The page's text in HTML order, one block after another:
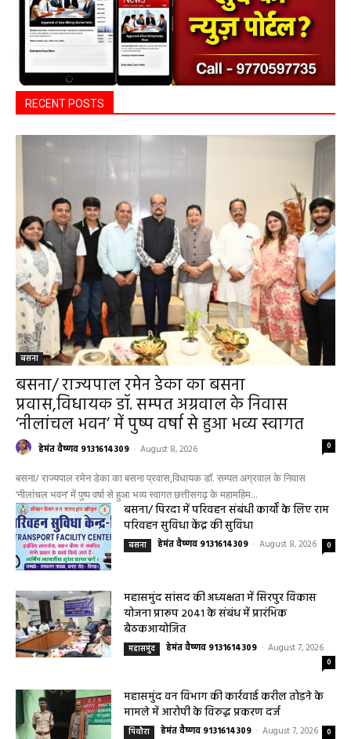
RECENT POSTS
बसना
बसना/ राज्यपाल रमेन डेका का बसना
प्रवास,विधायक डॉ. सम्पत अग्रवाल के निवास
‘नीलांचल भवन’ में पुष्प वर्षा से हुआ भव्य स्वागत
हेमंत वैष्णव 9131614309 - August 8, 2026 0
बसना/ राज्यपाल रमेन डेका का बसना प्रवास,विधायक डॉ. सम्पत अग्रवाल के निवास
‘नीलांचल भवन’ में पुष्प वर्षा से हुआ भव्य स्वागत छत्तीसगढ़ के महामहिम...
बसना/ पिरदा में परिवहन संबंधी कार्यों के लिए राम
परिवहन सुविधा केंद्र की सुविधा
बसना हेमंत वैष्णव 9131614309 - August 8, 2026 0
महासमुंद सांसद की अध्यक्षता में सिरपुर विकास
योजना प्रारूप 2041 के संबंध में प्रारंभिक
बैठकआयोजित
महासमुंद हेमंत वैष्णव 9131614309 - August 7, 2026
0
महासमुंद वन विभाग की कार्रवाई करील तोड़ने के
मामले में आरोपी के विरुद्ध प्रकरण दर्ज
पिथौरा हेमंत वैष्णव 9131614309 - August 7, 2026 0